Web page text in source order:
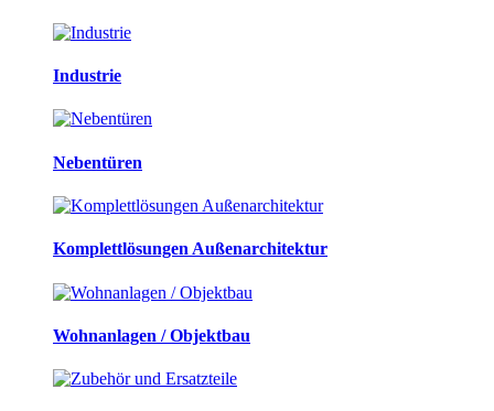
Industrie
Nebentüren
Komplettlösungen Außenarchitektur
Wohnanlagen / Objektbau